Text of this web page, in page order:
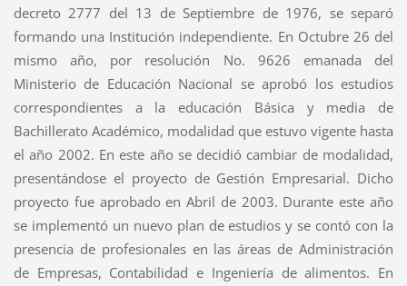
decreto 2777 del 13 de Septiembre de 1976, se separó
formando una Institución independiente. En Octubre 26 del
mismo año, por resolución No. 9626 emanada del
Ministerio de Educación Nacional se aprobó los estudios
correspondientes a la educación Básica y media de
Bachillerato Académico, modalidad que estuvo vigente hasta
el año 2002. En este año se decidió cambiar de modalidad,
presentándose el proyecto de Gestión Empresarial. Dicho
proyecto fue aprobado en Abril de 2003. Durante este año
se implementó un nuevo plan de estudios y se contó con la
presencia de profesionales en las áreas de Administración
de Empresas, Contabilidad e Ingeniería de alimentos. En